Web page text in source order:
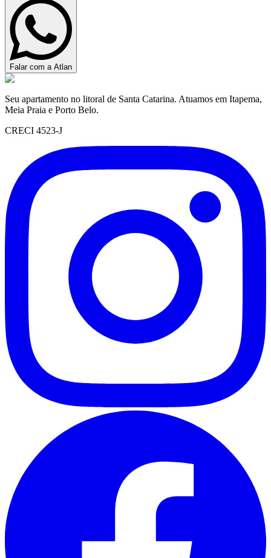
Falar com a Atlan
Seu apartamento no litoral de Santa Catarina. Atuamos em Itapema,
Meia Praia e Porto Belo.
CRECI 4523-J